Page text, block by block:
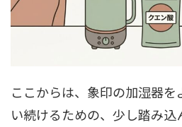
ここからは、象印の加湿器
い続けるための、少し踏み込